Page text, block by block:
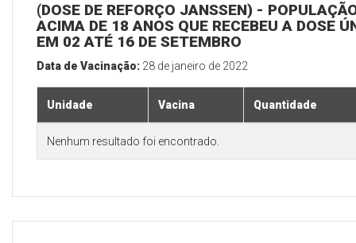
(DOSE DE REFORÇO JANSSEN) -
ACIMA DE 18 ANOS QUE RECEBEU A DOSE
EM 02 ATÉ 16 DE SETEMBRO
Data de Vacinação: 28 de janeiro de 2022
Unidade Vacina Quantidade
Nenhum resultado foi encontrado.